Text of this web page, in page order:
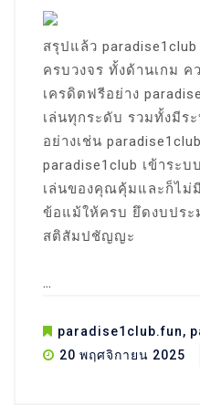
สรุปแล้ว
ครบวงจร ทั้งด้านเกม
เครดิตฟรีอย่าง
เล่นทุกระดับ รวมทั้งมีร
อย่างเช่น
paradise1club เข้าระบ
เล่นของคุณคุ้มและก็ไม่
ข้อแม้ให้ครบ ยึดงบประ
สติสัมปชัญญะ
…
paradise1club.fun,
20 พฤศจิกายน 2025